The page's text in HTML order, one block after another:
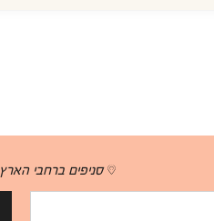
סניפים ברחבי הארץ